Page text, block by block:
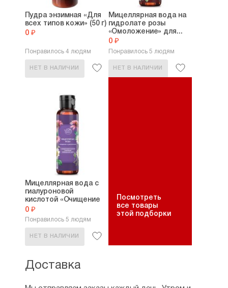
Пудра энзимная «Для
всех типов кожи» (50 г)
0 ₽
Понравилось 4 людям
НЕТ В НАЛИЧИИ
Мицеллярная вода на
гидролате розы
«Омоложение» для...
0 ₽
Понравилось 5 людям
НЕТ В НАЛИЧИИ
Мицеллярная вода с
гиалуроновой
кислотой «Очищение
и...
0 ₽
Понравилось 5 людям
НЕТ В НАЛИЧИИ
Посмотреть
все товары
этой подборки
Доставка